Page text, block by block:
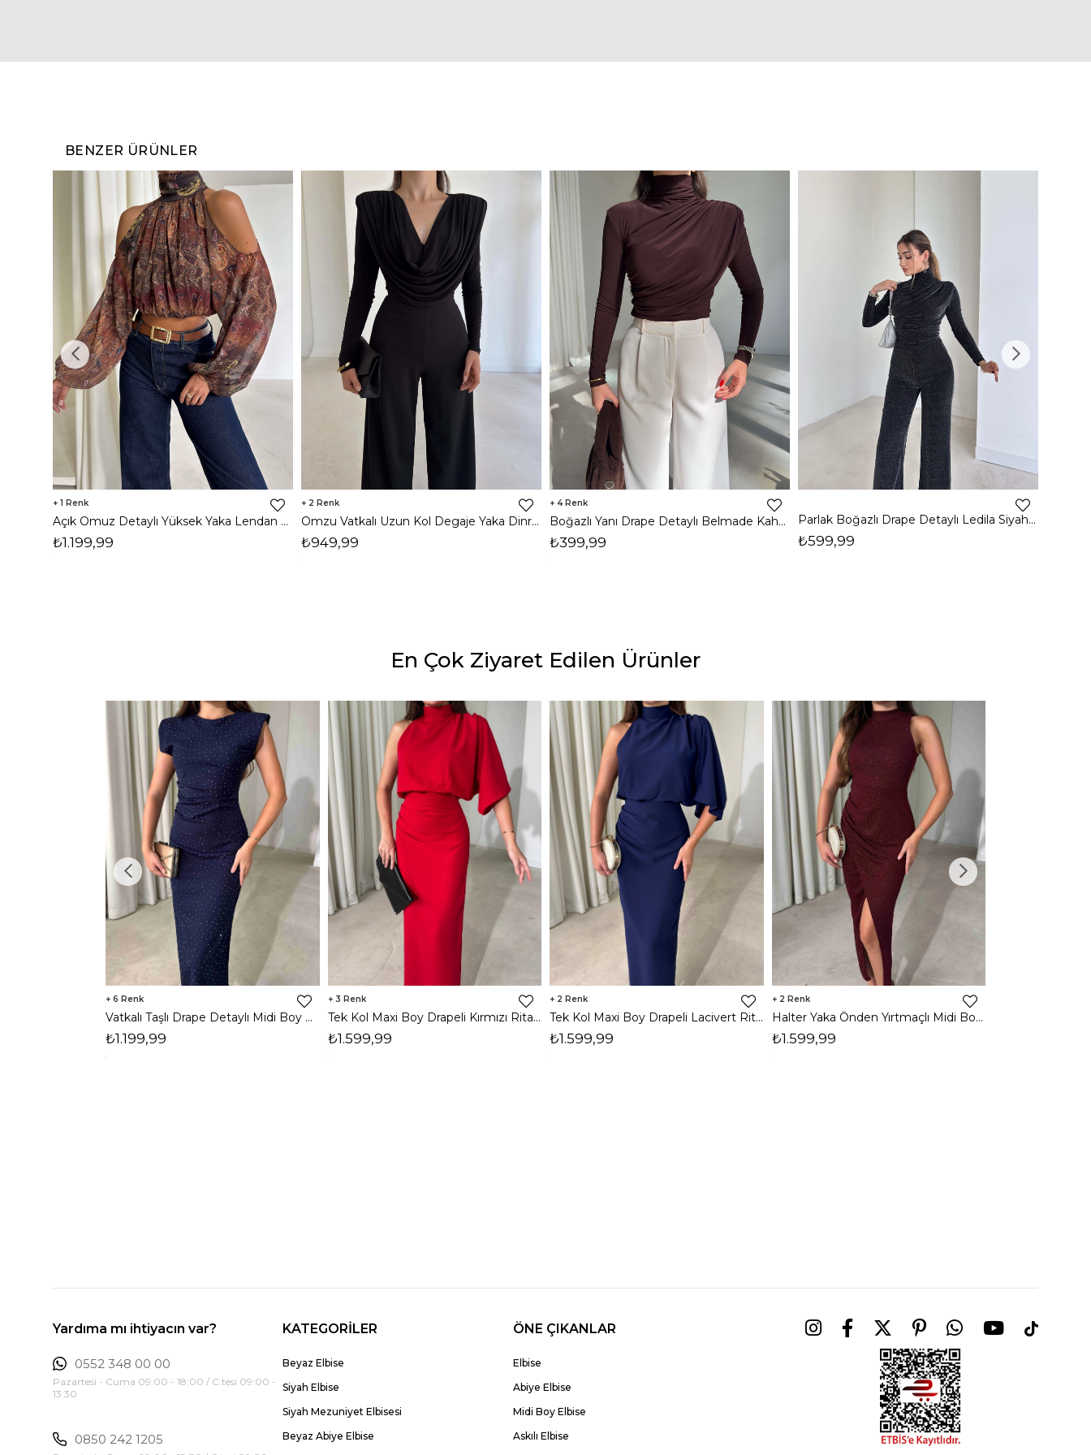
BENZER ÜRÜNLER
1
Açık Omuz Detaylı Yüksek Yaka Lendan Kahve Kadın bluz 26K026
₺1.199,99
2
Omzu Vatkalı Uzun Kol Degaje Yaka Dinre Kadın Siyah Bluz 26K101
₺949,99
4
Boğazlı Yanı Drape Detaylı Belmade Kahve Kadın Bluz 26K113
₺399,99
Parlak Boğazlı Drape Detaylı Ledila Siyah Kadın Bluz 26K150
₺599,99
En Çok Ziyaret Edilen Ürünler
6
Vatkalı Taşlı Drape Detaylı Midi Boy Lacivert Jesep Kadın Elbise 26Y282
₺1.199,99
3
Tek Kol Maxi Boy Drapeli Kırmızı Rita Kadın Elbise 26Y473
₺1.599,99
2
Tek Kol Maxi Boy Drapeli Lacivert Rita Kadın Elbise 26Y473
₺1.599,99
2
Halter Yaka Önden Yırtmaçlı Midi Boy Bordo Hasre Kadın Elbise 26Y502
₺1.599,99
Yardıma mı ihtiyacın var?
0552 348 00 00
Pazartesi - Cuma 09:00 - 18:00 / C.tesi 09:00 -
13:30
0850 242 1205
KATEGORİLER
Beyaz Elbise
Siyah Elbise
Siyah Mezuniyet Elbisesi
Beyaz Abiye Elbise
ÖNE ÇIKANLAR
Elbise
Abiye Elbise
Midi Boy Elbise
Askılı Elbise